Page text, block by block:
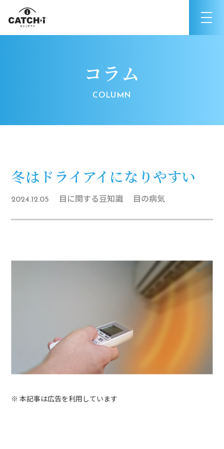
コラム
冬はドライアイになりやすい
2024.12.05 目に関する豆知識 目の病気
※ 本記事は広告を利用しています